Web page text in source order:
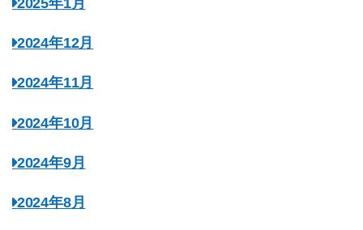
2024年12月
2024年11月
2024年10月
2024年9月
2024年8月